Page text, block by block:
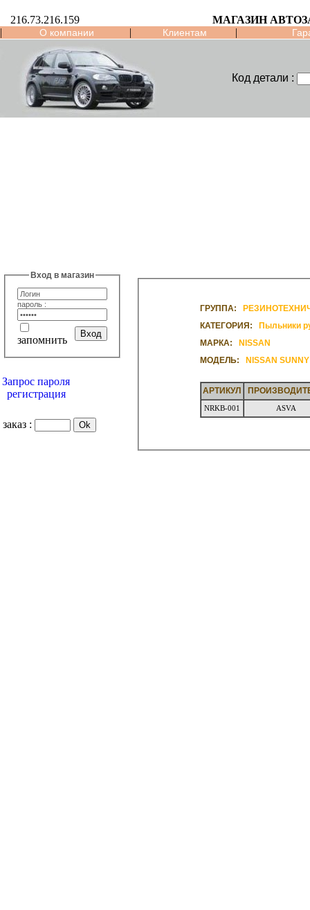
216.73.216.159
МАГАЗИН
|
О компании | Клиентам |
Код детали :
Вход в магазин
пароль :
запомнить
Запрос пароля
регистрация
заказ :
ГРУППА:
КАТЕГОРИЯ:
Пыльники
МАРКА:
NISSAN
МОДЕЛЬ:
NISSAN
АРТИКУЛ
NRKB-001 ASVA